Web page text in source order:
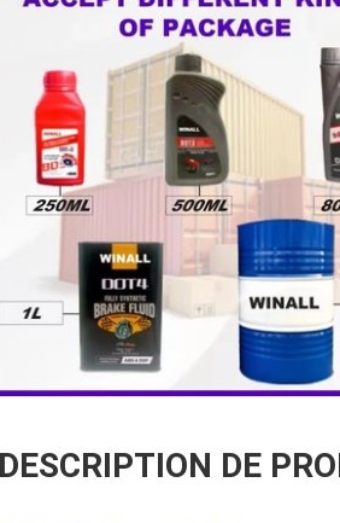
DESCRIPTION DE